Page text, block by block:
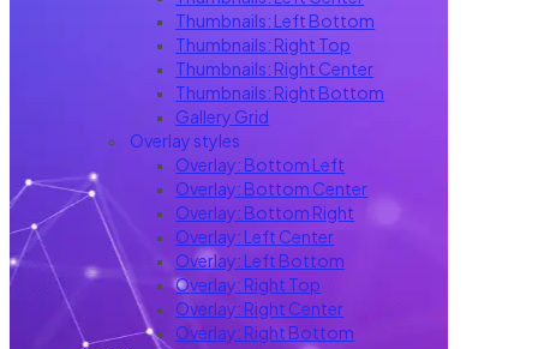
Thumbnails: Left Bottom
Thumbnails: Right Top
Thumbnails: Right Center
Thumbnails: Right Bottom
Gallery Grid
Overlay styles
Overlay: Bottom Left
Overlay: Bottom Center
Overlay: Bottom Right
Overlay: Left Center
Overlay: Left Bottom
Overlay: Right Top
Overlay: Right Center
Overlay: Right Bottom